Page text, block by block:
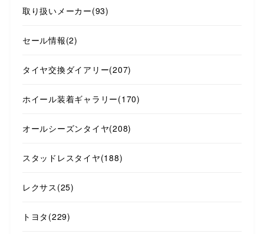
取り扱いメーカー(93)
セール情報(2)
タイヤ交換ダイアリー(207)
ホイール装着ギャラリー(170)
オールシーズンタイヤ(208)
スタッドレスタイヤ(188)
レクサス (25)
トヨタ (229)